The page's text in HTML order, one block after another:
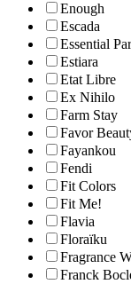
Enough
Escada
Essential
Estiara
Etat Libre
Ex Nihilo
Farm Stay
Favor
Fayankou
Fendi
Fit Colors
Fit Me!
Flavia
Floraïku
Fragrance
Franck